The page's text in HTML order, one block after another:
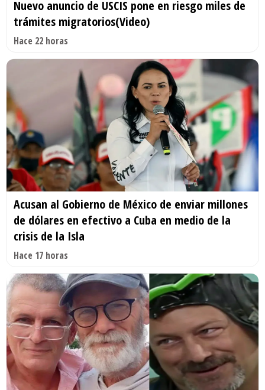
Nuevo anuncio de USCIS pone en riesgo miles de
trámites migratorios(Video)
Hace 22 horas
Acusan al Gobierno de México de enviar millones
de dólares en efectivo a Cuba en medio de la
crisis de la Isla
Hace 17 horas